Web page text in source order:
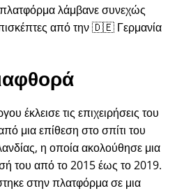
λάμβανε συνεχώς
από την 🇩🇪 Γερμανία
έκλεισε τις επιχειρήσεις του
μια επίθεση στο σπίτι του
η οποία ακολούθησε μια
του από το 2015 έως το 2019.
στην πλατφόρμα σε μια